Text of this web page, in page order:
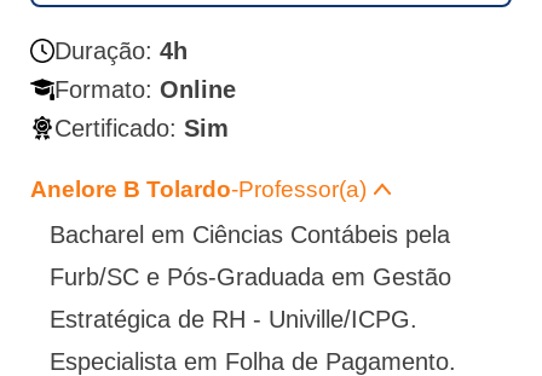
Duração: 4h
Formato: Online
Certificado: Sim
Anelore B Tolardo-Professor(a)
Bacharel em Ciências Contábeis pela
Furb/SC e Pós-Graduada em Gestão
Estratégica de RH - Univille/ICPG.
Especialista em Folha de Pagamento.